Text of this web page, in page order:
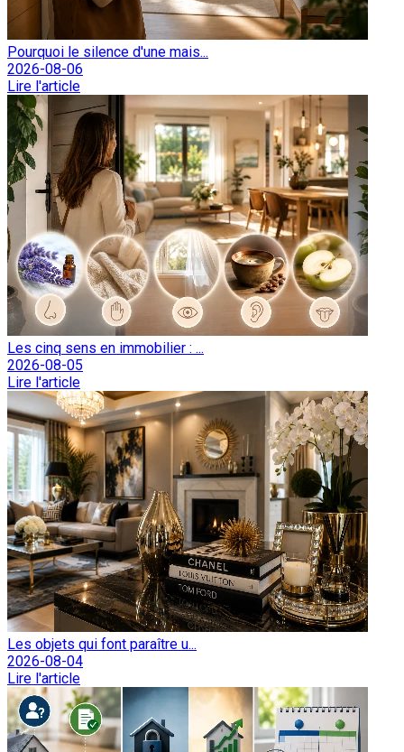
Pourquoi le silence d'une mais...
2026-08-06
Lire l'article
Les cinq sens en immobilier : ...
2026-08-05
Lire l'article
Les objets qui font paraître u...
2026-08-04
Lire l'article